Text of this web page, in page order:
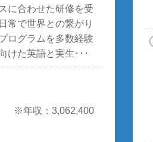
に合わせた研修を受
常で世界との繋がり
ログラムを多数経験
けた英語と実生･･･
※年収：3,062,400